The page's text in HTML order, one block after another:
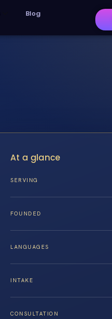
Blog
At a glance
SERVING
FOUNDED
LANGUAGES
INTAKE
CONSULTATION